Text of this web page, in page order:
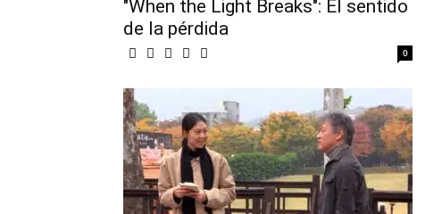
"When the Light Breaks": El sentido
de la pérdida
0